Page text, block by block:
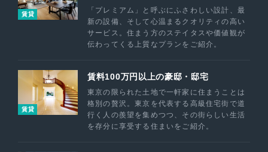
賃貸
「プレミアム」と呼ぶにふさわしい設計、最
新の設備、そして心温まるクオリティの高い
サービス。住まう方のステイタスや価値観が
伝わってくる上質なプランをご紹介。
賃貸
賃料100万円以上の豪邸・邸宅
東京の限られた土地で一軒家に住まうことは
格別の贅沢。東京を代表する高級住宅街で道
行く人の羨望を集めつつ、その街らしい生活
を存分に享受する住まいをご紹介。